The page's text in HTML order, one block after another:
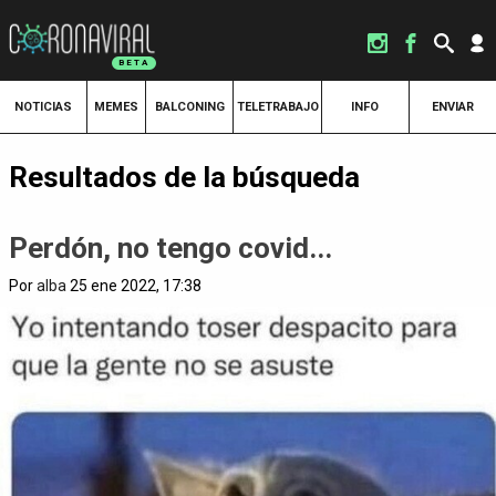
NOTICIAS MEMES BALCONING TELETRABAJO INFO ENVIAR
Resultados de la búsqueda
Perdón, no tengo covid...
Poralba 25 ene 2022, 17:38